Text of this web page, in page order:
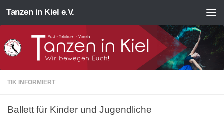
Zum Inhalt springen
Tanzen in Kiel e.V.
TIK INFORMIERT
Ballett für Kinder und Jugendliche